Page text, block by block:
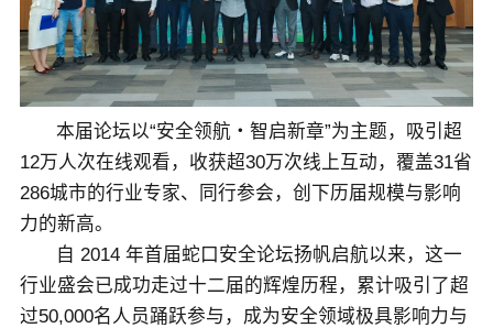
EN
本届论坛以“安全领航・智启新章”为主题，吸引超
12万人次在线观看，收获超30万次线上互动，覆盖31省
286城市的行业专家、同行参会，创下历届规模与影响
力的新高。
自 2014 年首届蛇口安全论坛扬帆启航以来，这一
行业盛会已成功走过十二届的辉煌历程，累计吸引了超
过50,000名人员踊跃参与，成为安全领域极具影响力与